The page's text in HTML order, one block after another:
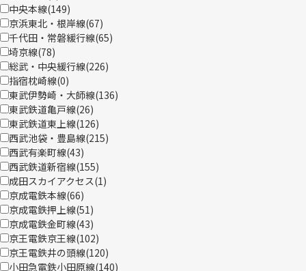
中央本線(149)
京浜東北・根岸線(67)
千代田・常磐緩行線(65)
埼京線(78)
総武・中央緩行線(226)
指宿枕崎線(0)
東武伊勢崎・大師線(136)
東武鉄道亀戸線(26)
東武鉄道東上線(126)
西武池袋・豊島線(215)
西武有楽町線(43)
西武鉄道新宿線(155)
成田スカイアクセス(1)
京成電鉄本線(66)
京成電鉄押上線(51)
京成電鉄金町線(43)
京王電鉄京王線(102)
京王電鉄井の頭線(120)
小田急電鉄小田原線(140)